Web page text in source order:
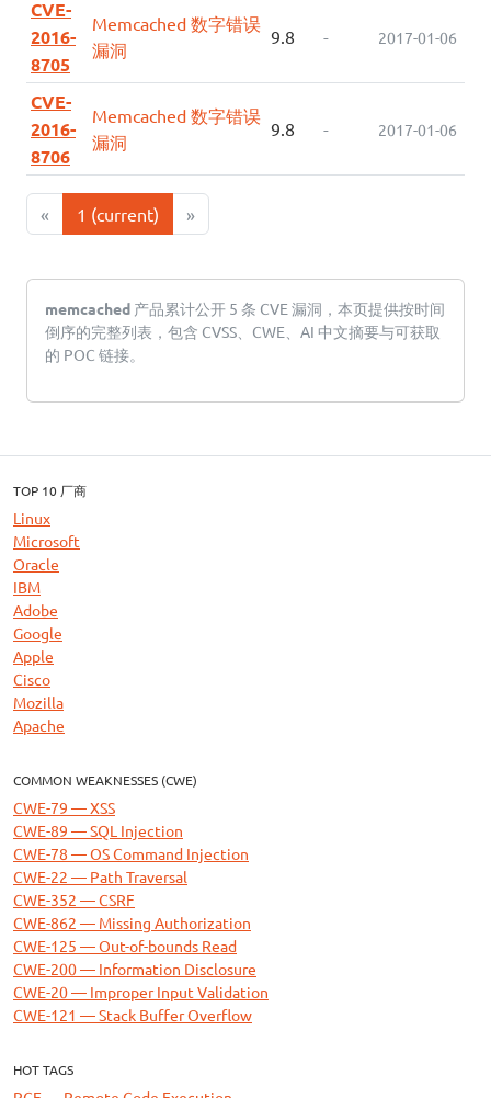
CVE-
2016-
8705
Memcached 数字错误
漏洞
9.8 - 2017-01-06
CVE-
2016-
8706
Memcached 数字错误
漏洞
9.8 - 2017-01-06
« 1 (current) »
memcached 产品累计公开 5 条 CVE 漏洞，本页提供按时间
倒序的完整列表，包含 CVSS、CWE、AI 中文摘要与可获取
的 POC 链接。
TOP 10 厂商
Linux
Microsoft
Oracle
IBM
Adobe
Google
Apple
Cisco
Mozilla
Apache
COMMON WEAKNESSES (CWE)
CWE-79 — XSS
CWE-89 — SQL Injection
CWE-78 — OS Command Injection
CWE-22 — Path Traversal
CWE-352 — CSRF
CWE-862 — Missing Authorization
CWE-125 — Out-of-bounds Read
CWE-200 — Information Disclosure
CWE-20 — Improper Input Validation
CWE-121 — Stack Buffer Overflow
HOT TAGS